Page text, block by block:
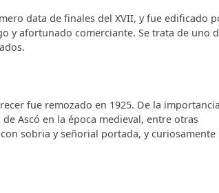
data de finales del XVII, y fue edificado
y afortunado comerciante. Se trata de uno
fue remozado en 1925. De la
Ascó en la época medieval, entre otras
sobria y señorial portada, y curiosamente